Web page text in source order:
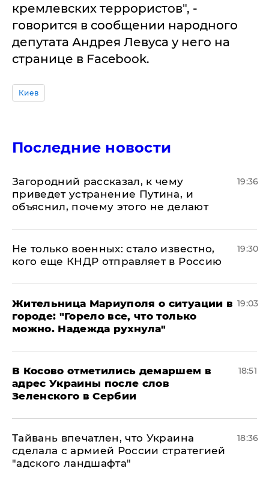
кремлевских террористов", -
говорится в сообщении народного
депутата Андрея Левуса у него на
странице в Facebook.
Киев
Последние новости
Загородний рассказал, к чему
приведет устранение Путина, и
объяснил, почему этого не делают
19:36
Не только военных: стало известно,
кого еще КНДР отправляет в Россию
19:30
Жительница Мариуполя о ситуации в
городе: "Горело все, что только
можно. Надежда рухнула"
19:03
В Косово отметились демаршем в
адрес Украины после слов
Зеленского в Сербии
18:51
Тайвань впечатлен, что Украина
сделала с армией России стратегией
"адского ландшафта"
18:36